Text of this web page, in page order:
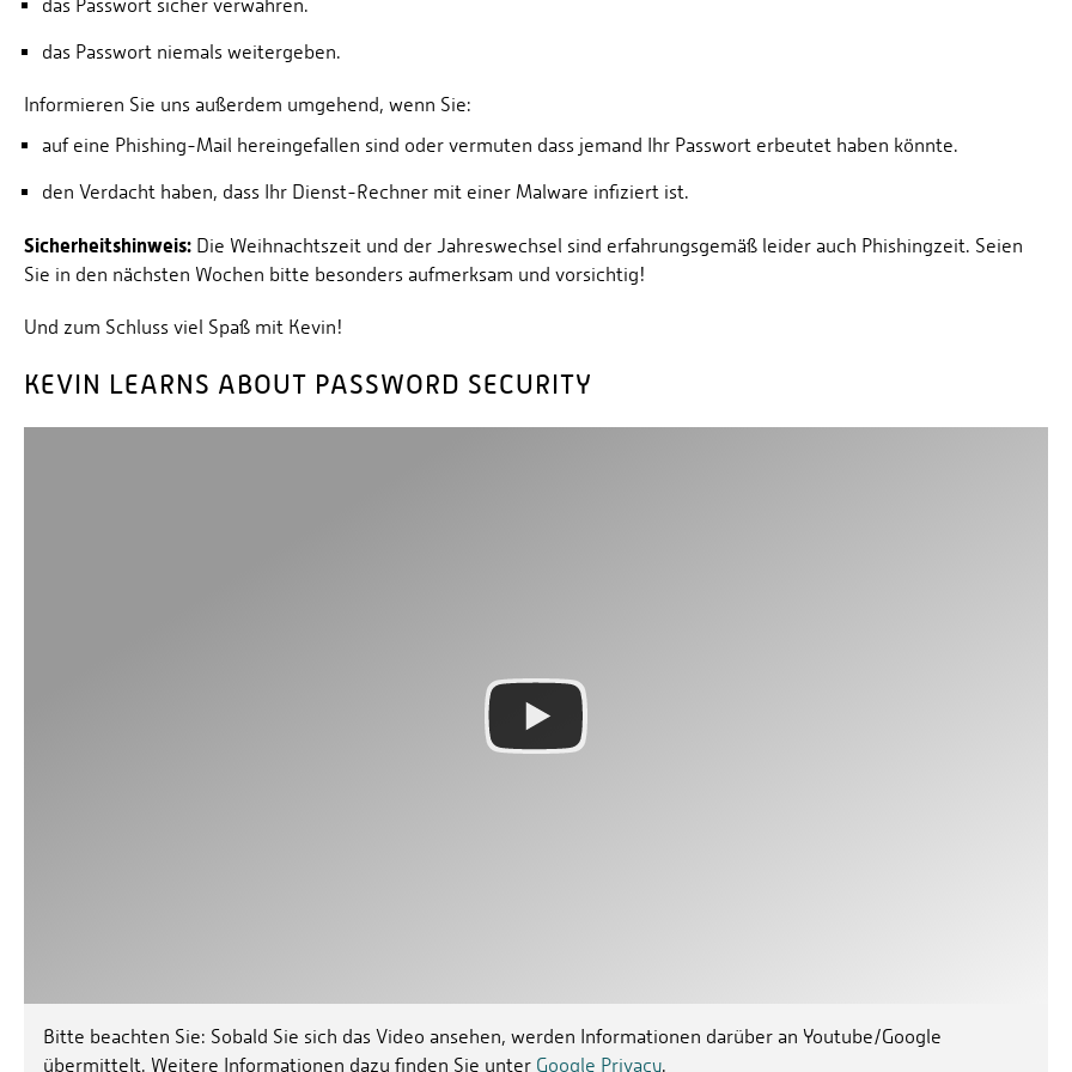
das Passwort sicher verwahren.
das Passwort niemals weitergeben.
Informieren Sie uns außerdem umgehend, wenn Sie:
auf eine Phishing-Mail hereingefallen sind oder vermuten dass jemand Ihr Passwort erbeutet haben könnte.
den Verdacht haben, dass Ihr Dienst-Rechner mit einer Malware infiziert ist.
Sicherheitshinweis: Die Weihnachtszeit und der Jahreswechsel sind erfahrungsgemäß leider auch Phishingzeit. Seien
Sie in den nächsten Wochen bitte besonders aufmerksam und vorsichtig!
Und zum Schluss viel Spaß mit Kevin!
KEVIN LEARNS ABOUT PASSWORD SECURITY
Bitte beachten Sie: Sobald Sie sich das Video ansehen, werden Informationen darüber an Youtube/Google
übermittelt. Weitere Informationen dazu finden Sie unter Google Privacy.